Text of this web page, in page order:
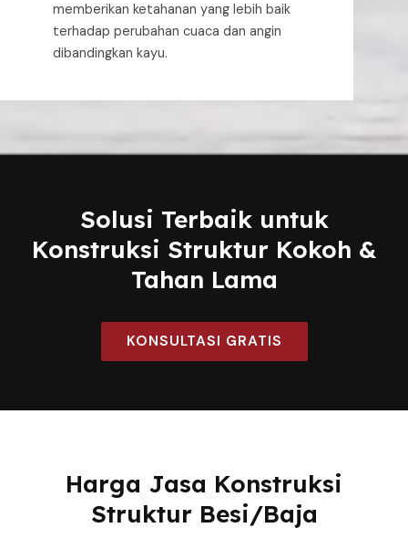
memberikan ketahanan yang lebih baik
terhadap perubahan cuaca dan angin
dibandingkan kayu.
Solusi Terbaik untuk
Konstruksi Struktur Kokoh &
Tahan Lama
KONSULTASI GRATIS
Harga Jasa Konstruksi
Struktur Besi/Baja